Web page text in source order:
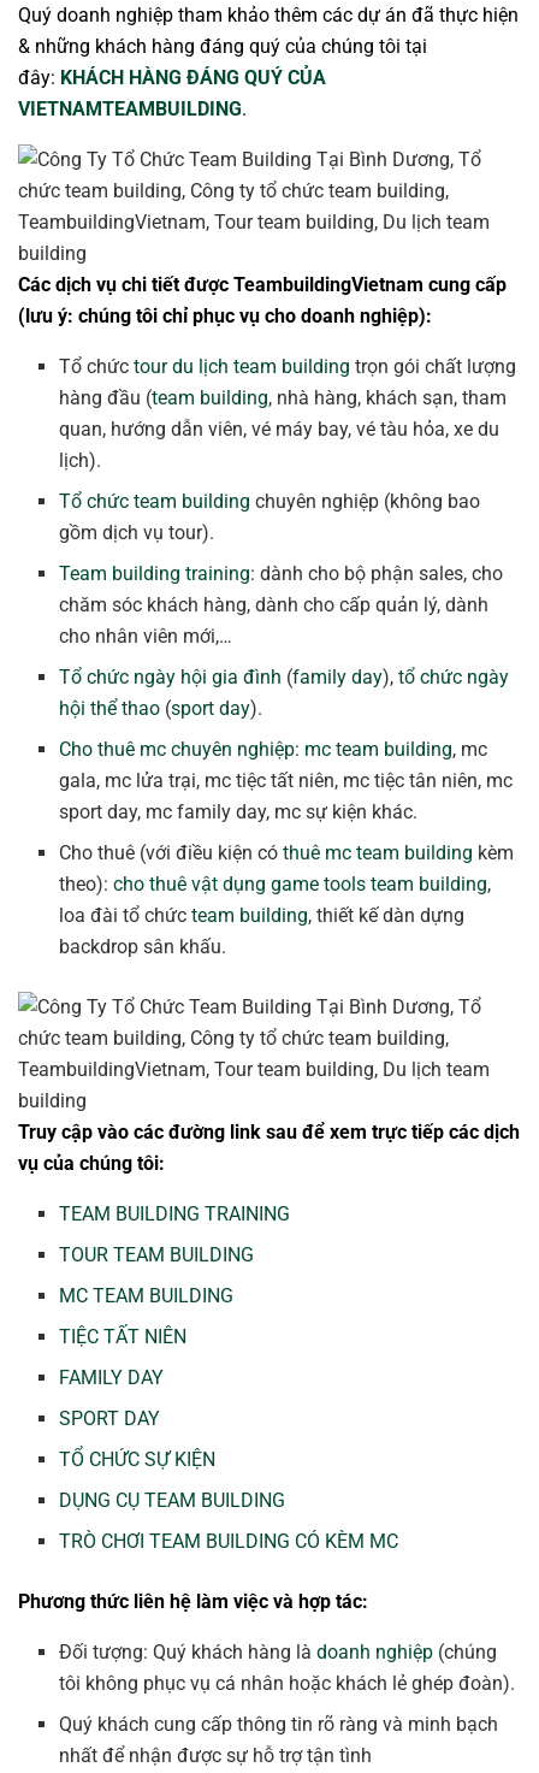
Quý doanh nghiệp tham khảo thêm các dự án đã thực hiện
& những khách hàng đáng quý của chúng tôi tại
đây: KHÁCH HÀNG ĐÁNG QUÝ CỦA
VIETNAMTEAMBUILDING.
Các dịch vụ chi tiết được TeambuildingVietnam cung cấp
(lưu ý: chúng tôi chỉ phục vụ cho doanh nghiệp):
Tổ chứctour du lịch team building trọn gói chất lượng
hàng đầu (team building, nhà hàng, khách sạn, tham
quan, hướng dẫn viên, vé máy bay, vé tàu hỏa, xe du
lịch).
Tổ chức team building chuyên nghiệp (không bao
gồm dịch vụ tour).
Team building training: dành cho bộ phận sales, cho
chăm sóc khách hàng, dành cho cấp quản lý, dành
cho nhân viên mới,…
Tổ chức ngày hội gia đình (family day),tổ chức ngày
hội thể thao (sport day).
Cho thuê mc chuyên nghiệp: mc team building, mc
gala, mc lửa trại, mc tiệc tất niên, mc tiệc tân niên, mc
sport day, mc family day, mc sự kiện khác.
Cho thuê (với điều kiện cóthuê mc team building kèm
theo):cho thuê vật dụng game tools team building,
loa đài tổ chứcteam building, thiết kế dàn dựng
backdrop sân khấu.
Truy cập vào các đường link sau để xem trực tiếp các dịch
vụ của chúng tôi:
TEAM BUILDING TRAINING
TOUR TEAM BUILDING
MC TEAM BUILDING
TIỆC TẤT NIÊN
FAMILY DAY
SPORT DAY
TỔ CHỨC SỰ KIỆN
DỤNG CỤ TEAM BUILDING
TRÒ CHƠI TEAM BUILDING CÓ KÈM MC
Phương thức liên hệ làm việc và hợp tác:
Đối tượng: Quý khách hàng làdoanh nghiệp (chúng
tôi không phục vụ cá nhân hoặc khách lẻ ghép đoàn).
Quý khách cung cấp thông tin rõ ràng và minh bạch
nhất để nhận được sự hỗ trợ tận tình